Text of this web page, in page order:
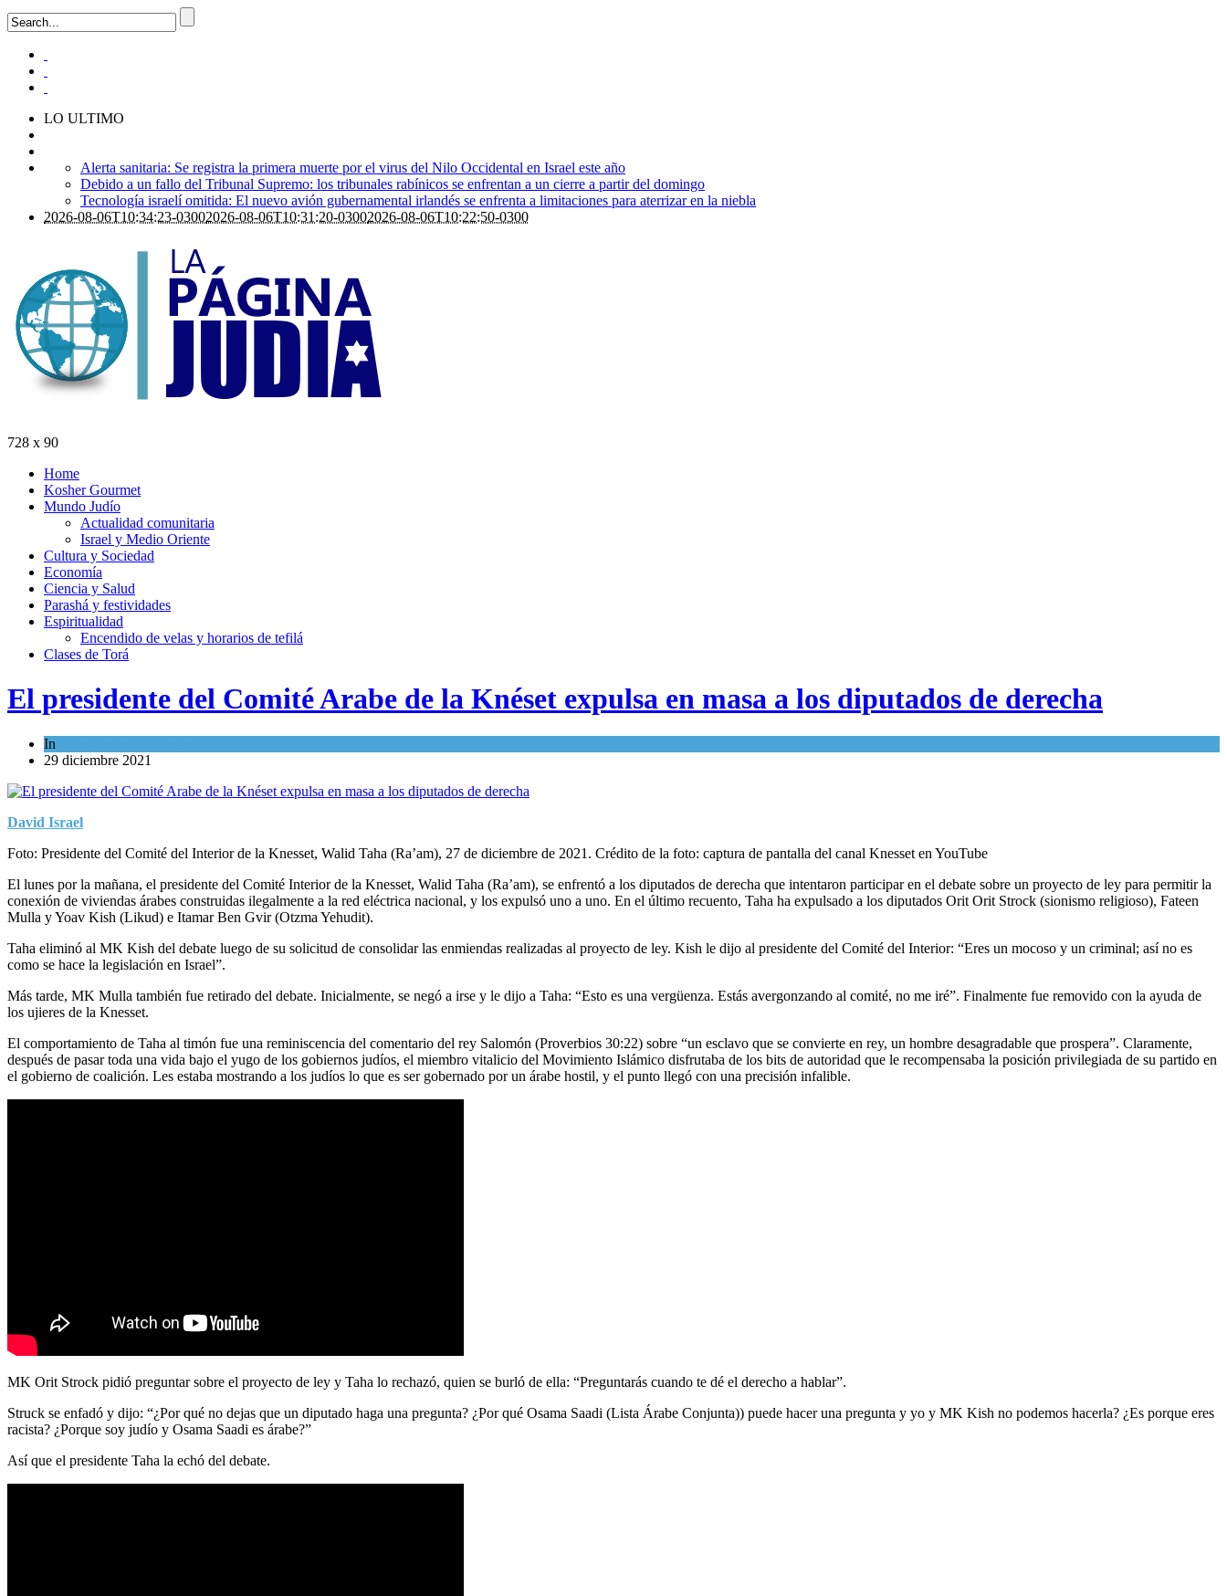
LO ULTIMO
Alerta sanitaria: Se registra la primera muerte por el virus del Nilo Occidental en Israel este año
Debido a un fallo del Tribunal Supremo: los tribunales rabínicos se enfrentan a un cierre a partir del domingo
Tecnología israelí omitida: El nuevo avión gubernamental irlandés se enfrenta a limitaciones para aterrizar en la niebla
2026-08-06T10:34:23-03002026-08-06T10:31:20-03002026-08-06T10:22:50-0300
728 x 90
Home
Kosher Gourmet
Mundo Judío
Actualidad comunitaria
Israel y Medio Oriente
Cultura y Sociedad
Economía
Ciencia y Salud
Parashá y festividades
Espiritualidad
Encendido de velas y horarios de tefilá
Clases de Torá
El presidente del Comité Arabe de la Knéset expulsa en masa a los diputados de derecha
In
29 diciembre 2021
David Israel
Foto: Presidente del Comité del Interior de la Knesset, Walid Taha (Ra’am), 27 de diciembre de 2021. Crédito de la foto: captura de pantalla del canal Knesset en YouTube
El lunes por la mañana, el presidente del Comité Interior de la Knesset, Walid Taha (Ra’am), se enfrentó a los diputados de derecha que intentaron participar en el debate sobre un proyecto de ley para permitir la
conexión de viviendas árabes construidas ilegalmente a la red eléctrica nacional, y los expulsó uno a uno. En el último recuento, Taha ha expulsado a los diputados Orit Orit Strock (sionismo religioso), Fateen
Mulla y Yoav Kish (Likud) e Itamar Ben Gvir (Otzma Yehudit).
Taha eliminó al MK Kish del debate luego de su solicitud de consolidar las enmiendas realizadas al proyecto de ley. Kish le dijo al presidente del Comité del Interior: “Eres un mocoso y un criminal; así no es
como se hace la legislación en Israel”.
Más tarde, MK Mulla también fue retirado del debate. Inicialmente, se negó a irse y le dijo a Taha: “Esto es una vergüenza. Estás avergonzando al comité, no me iré”. Finalmente fue removido con la ayuda de
los ujieres de la Knesset.
El comportamiento de Taha al timón fue una reminiscencia del comentario del rey Salomón (Proverbios 30:22) sobre “un esclavo que se convierte en rey, un hombre desagradable que prospera”. Claramente,
después de pasar toda una vida bajo el yugo de los gobiernos judíos, el miembro vitalicio del Movimiento Islámico disfrutaba de los bits de autoridad que le recompensaba la posición privilegiada de su partido en
el gobierno de coalición. Les estaba mostrando a los judíos lo que es ser gobernado por un árabe hostil, y el punto llegó con una precisión infalible.
MK Orit Strock pidió preguntar sobre el proyecto de ley y Taha lo rechazó, quien se burló de ella: “Preguntarás cuando te dé el derecho a hablar”.
Struck se enfadó y dijo: “¿Por qué no dejas que un diputado haga una pregunta? ¿Por qué Osama Saadi (Lista Árabe Conjunta)) puede hacer una pregunta y yo y MK Kish no podemos hacerla? ¿Es porque eres
racista? ¿Porque soy judío y Osama Saadi es árabe?”
Así que el presidente Taha la echó del debate.